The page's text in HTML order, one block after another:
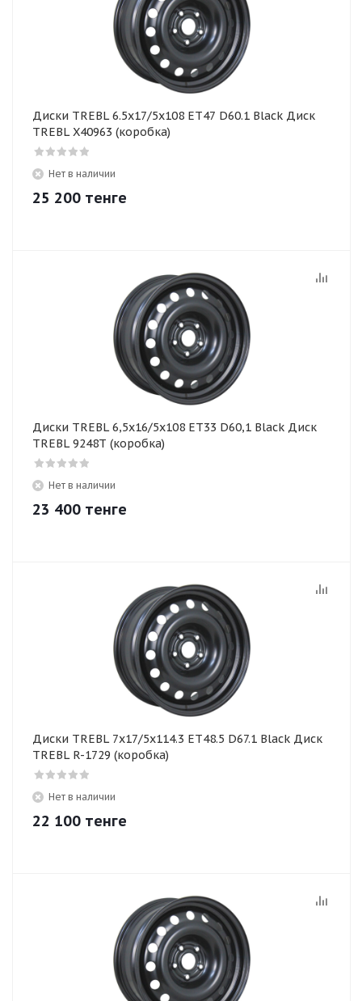
Диски TREBL 6.5x17/5x108 ET47 D60.1 Black Диск
TREBL X40963 (коробка)
Нет в наличии
25 200 тенге
Диски TREBL 6,5х16/5х108 ЕТ33 D60,1 Black Диск
TREBL 9248Т (коробка)
Нет в наличии
23 400 тенге
Диски TREBL 7x17/5x114.3 ET48.5 D67.1 Black Диск
TREBL R-1729 (коробка)
Нет в наличии
22 100 тенге